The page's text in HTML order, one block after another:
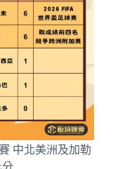
中北美洲及加勒
分